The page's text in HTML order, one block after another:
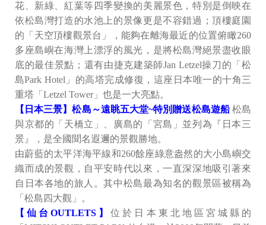
花、新綠、紅葉等四季變換的美麗景色，特別是倒映在
依松島灣打造的水池上的景像更是不容錯過；頂樓庭園
的「天空頂樓觀景台」，能夠在離海最近的位置俯瞰260
多座島嶼在海灣上漂浮的風光，是將松島灣絕景盡收眼
底的最佳景點；還有由捷克建築師Jan Letzel操刀的「松
島Park Hotel」的高塔完成修復，這座日本唯一的十角三
重塔「Letzel Tower」也是一大亮點。
【日本三景】松島～遠眺五大堂~特別贈送松島遊船松島
與京都的「天橋立」、廣島的「宮島」並列為『日本三
景』，是全國聞名遐邇的景觀勝地。
由蔚藍的太平洋海平線和260餘座綠意盎然的大小島嶼交
織而成的景觀，自平安時代以來，一直深深地吸引著來
自日本各地的旅人。其中松島最為知名的觀景區被稱為
「松島四大觀」。
【仙台OUTLETS】位於日本東北地區宮城縣的